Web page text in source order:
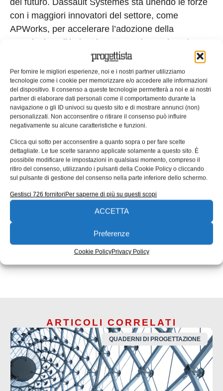
Per fornire le migliori esperienze, noi e i nostri partner utilizziamo
tecnologie come i cookie per memorizzare e/o accedere alle informazioni
del dispositivo. Il consenso a queste tecnologie permetterà a noi e ai nostri
partner di elaborare dati personali come il comportamento durante la
navigazione o gli ID univoci su questo sito e di mostrare annunci (non)
personalizzati. Non acconsentire o ritirare il consenso può influire
negativamente su alcune caratteristiche e funzioni.
Clicca qui sotto per acconsentire a quanto sopra o per fare scelte
dettagliate. Le tue scelte saranno applicate solamente a questo sito. È
possibile modificare le impostazioni in qualsiasi momento, compreso il
ritiro del consenso, utilizzando i pulsanti della Cookie Policy o cliccando
sul pulsante di gestione del consenso nella parte inferiore dello schermo.
Gestisci 726 fornitoriPer saperne di più su questi scopi
ACCETTA
Preferenze
Cookie PolicyPrivacy Policy
del futuro. Dassault Systèmes sta unendo le forze
con i maggiori innovatori del settore, come
APWorks, per accelerare l’adozione della
tecnologia nell’industria aeronautica.” Oltre al
settore aerospaziale e difesa, la collaborazione
riguarderà anche applicazioni per l’industria
automobilistica e medicale, oltre che per robotica e
ingegneria meccanica.
Tag: 3DEXPERIENCE
additive manufacturing
aerospaziale
Airbus APWorks
Aziende
Co-Design to Target
dassault systèmes
produzione additiva
stampa 3d
EDICOLA WEB
ISCRIVITI ALLA NEWSLETTER
ARTICOLI CORRELATI
QUADERNI DI PROGETTAZIONE